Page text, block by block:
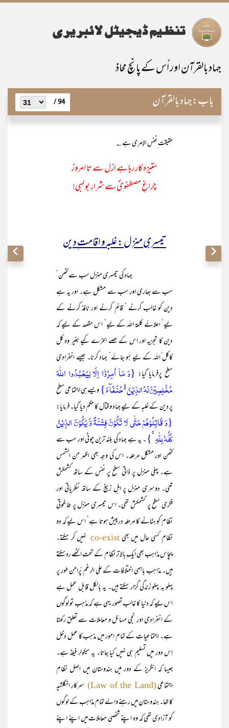
جہاد بالقرآن اور اُس کے پانچ محاذ
باب:جہاد بالقرآن 94 /
حقیقت ِنفس الامری ہے ؎
ستیزہ کار رہا ہے ازل سے تا امروز
چراغِ مصطفویؐ سے شرارِ بولہبی!
تیسری منزل : غلبہ و اقامت ِدین
جہاد کی تیسری منزل سب سے کٹھن‘
سب سے بھاری اور سب سے مشکل ہے۔ اور یہ ہے
دین کو غالب کرنے ‘ قائم کرنے اور نافذ کرنے کے
لیے‘ اعلائے کلمۃ اللہ کے لیے‘ اس مقصد کے لیے کہ
دین کا تجزیہ اور اس کے حصے بخرے کیے بغیر وہ کل
کاکل ُاللہ کے لیے ہو جائے‘ جہاد کرنا۔ جیسے انفرادی
سطح پرفرمایا گیا: {وَ مَاۤ اُمِرُوۡۤا اِلَّا لِیَعۡبُدُوا اللّٰہَ
مُخۡلِصِیۡنَ لَہُ الدِّیۡنَ ۬ۙ حُنَفَآءَ}ویسے ہی اجتماعی سطح
پر دین کے غلبہ کے لیے جہاد و قتال کا حکم دیا گیا۔ فرمایا:
{وَ قَاتِلُوۡہُمۡ حَتّٰی لَا تَکُوۡنَ فِتۡنَۃٌ وَّ یَکُوۡنَ الدِّیۡنُ
کُلُّہٗ لِلّٰہِ ۚ}۔ یہ ہے جہاد کی بلند ترین چوٹی اور سب سے
کٹھن اور مشکل مرحلہ۔ اس کی وجہ بھی اظہر من الشمس
ہے۔ پہلی منزل پر ذاتی سطح پر نفس کے ساتھ کشمکش
تھی۔ دوسری منزل پر اہل زیغ کے ساتھ نظریاتی اور
فکری سطح پر کشمکش تھی۔ اس تیسری منزل پر طاغوتی
نظام کو ہٹانے کا مرحلہ درپیش ہوتا ہے‘ اس لیے کہ دو
نظام کسی حال میں بھیco-exist نہیں کر سکتے۔
پچاس مذاہب بھی ایک بالاتر نظام کے تحت اکٹھے رہ سکتے
ہیں۔ مذاہب باہمی اختلافات کے علی الرغم پُرامن طور پر
پہلو بہ پہلو زندگی گزار سکتے ہیں۔ یہ بالکل قابل ِعمل ہے
اس لیے کہ دنیا کا غالب تصور یہی ہے کہ مذہب تو لوگوں
کے انفرادی اور نجی مسائل و معاملات سے تعلق رکھتا
ہے۔ اجتماعیات کے تمام امور میں مذہب کا عمل دخل
اِس دور میں تسلیم ہی نہیں کیا جاتا۔ یہ سیکولر فیلڈ ہے۔
جیسا کہ انگریز کے دور میں ہندوستان میں اصل نظامِ
اجتماعی(Law of the Land)
سرکارِ انگلشیہ
کا تھا۔ ہندوستان میں رہنے والے تمام مذاہب کے لوگوں
کو آزادی تھی کہ وہ اپنے شخصی معاملات میں اپنے اپنے